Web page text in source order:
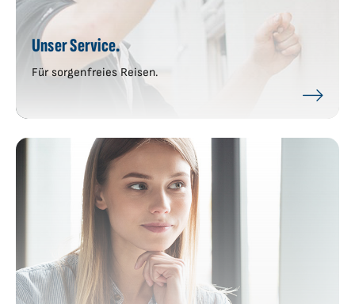
Unser Service.
Für sorgenfreies Reisen.